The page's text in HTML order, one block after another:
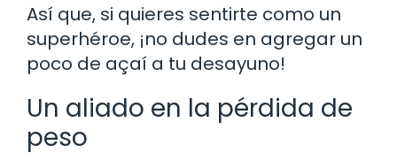
Así que, si quieres sentirte como un
superhéroe, ¡no dudes en agregar un
poco de açaí a tu desayuno!
Un aliado en la pérdida de
peso